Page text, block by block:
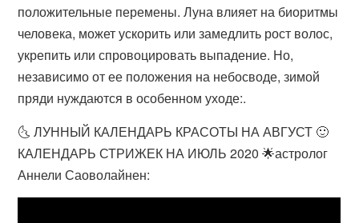
положительные перемены. Луна влияет на биоритмы
человека, может ускорить или замедлить рост волос,
укрепить или спровоцировать выпадение. Но,
независимо от ее положения на небосводе, зимой
пряди нуждаются в особенном уходе:.
🌜 ЛУННЫЙ КАЛЕНДАРЬ КРАСОТЫ НА АВГУСТ 🙂
КАЛЕНДАРЬ СТРИЖЕК НА ИЮЛЬ 2020 🌟астролог
Аннели Саоволайнен: